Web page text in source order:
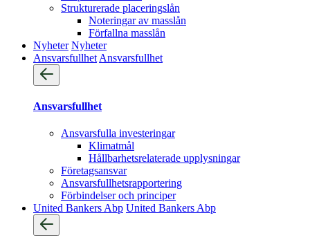
Strukturerade placeringslån
Noteringar av masslån
Förfallna masslån
Nyheter Nyheter
Ansvarsfullhet Ansvarsfullhet
Ansvarsfullhet
Ansvarsfulla investeringar
Klimatmål
Hållbarhetsrelaterade upplysningar
Företagsansvar
Ansvarsfullhets­rapportering
Förbindelser och principer
United Bankers Abp United Bankers Abp